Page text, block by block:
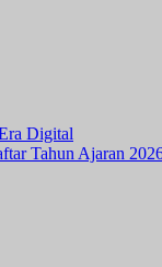
Digital
Tahun Ajaran